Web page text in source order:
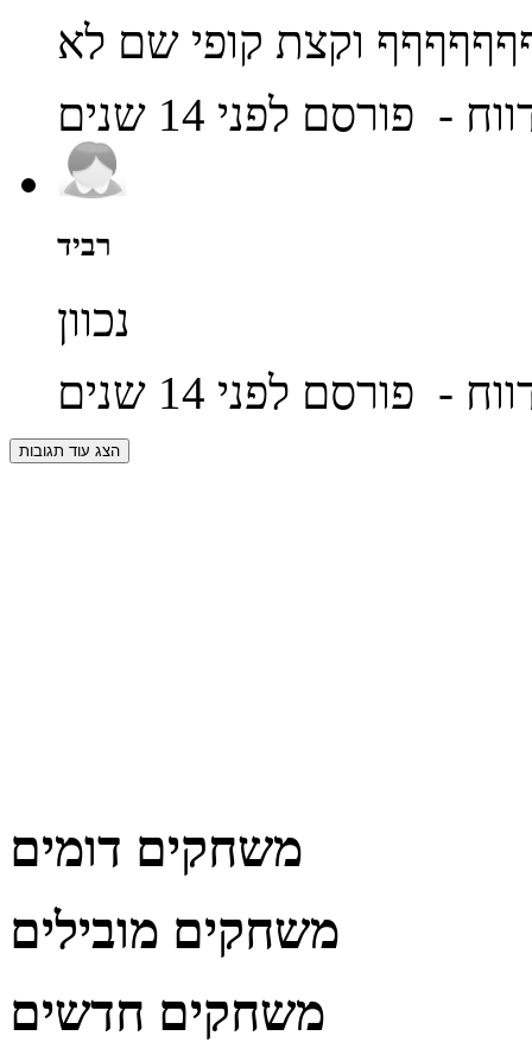
וקצת קופי שם לא
- פורסם לפני 14 שנים
רביד
נכוון
- פורסם לפני 14 שנים
הצג עוד תגובות
משחקים דומים
משחקים מובילים
משחקים חדשים